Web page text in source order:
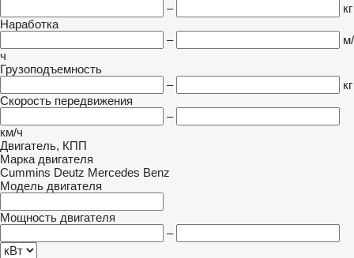
–
кг
Наработка
–
м/
ч
Грузоподъемность
–
кг
Скорость передвижения
–
км/ч
Двигатель, КПП
Марка двигателя
Cummins Deutz Mercedes Benz
Модель двигателя
Мощность двигателя
–